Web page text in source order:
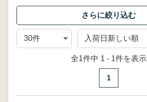
全1件中 1 - 1件を表示
1